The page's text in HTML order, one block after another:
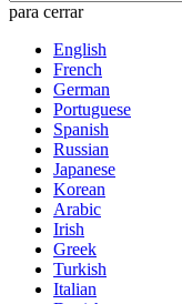
para cerrar
English
French
German
Portuguese
Spanish
Russian
Japanese
Korean
Arabic
Irish
Greek
Turkish
Italian